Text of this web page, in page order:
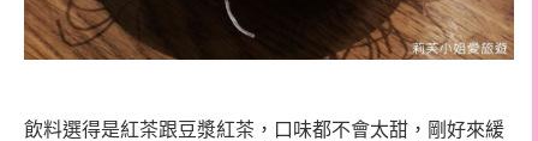
飲料選得是紅茶跟豆漿紅茶，口味都不會太甜，剛好來緩